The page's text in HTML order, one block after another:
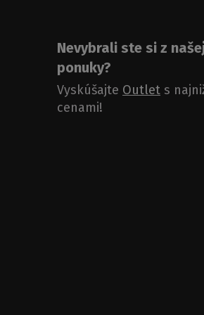
Nevybrali ste si z
ponuky?
Vyskúšajte Outlet s
cenami!